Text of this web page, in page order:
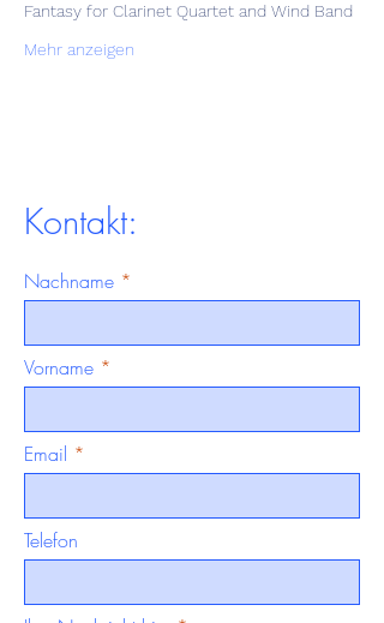
Fantasy for Clarinet Quartet and Wind Band
Mehr anzeigen
Kontakt:
Nachname
Vorname
Email
Telefon